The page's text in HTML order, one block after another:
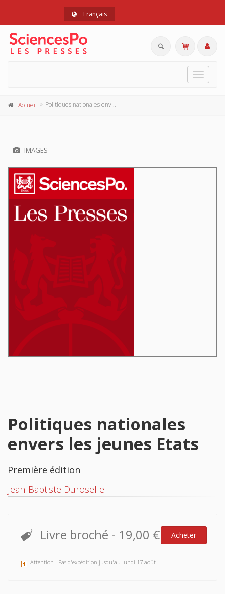
Français
Toggle
Accueil Politiques nationales envers les jeunes Etats
IMAGES
Politiques nationales
envers les jeunes Etats
Première édition
Jean-Baptiste Duroselle
Livre broché - 19,00 € Acheter
Attention ! Pas d'expédition jusqu'au lundi 17 août